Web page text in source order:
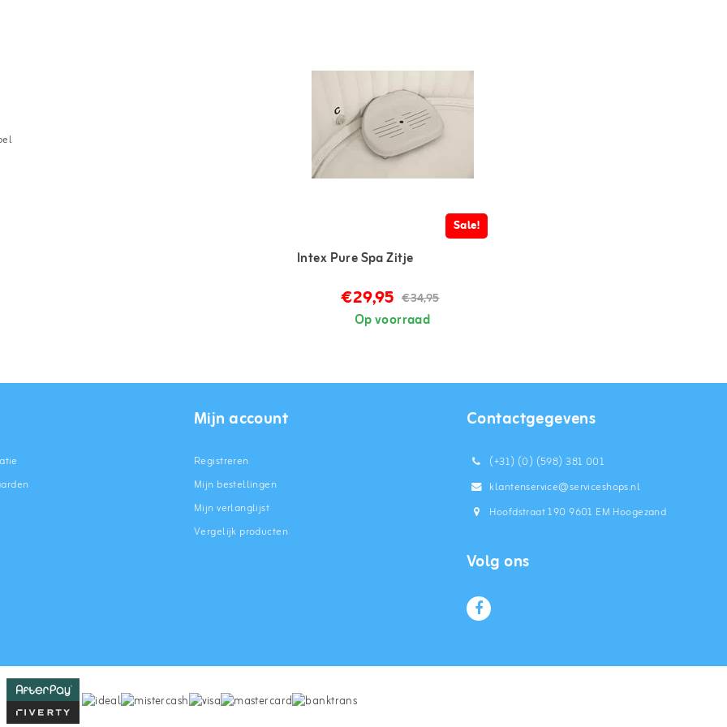
Sale!
Intex Pure Spa Zitje
€29,95 €34,95
Op voorraad
Mijn account
Registreren
Mijn bestellingen
Mijn verlanglijst
Vergelijk producten
Contactgegevens
(+31) (0) (598) 381 001
klantenservice@serviceshops.nl
Hoofdstraat 190 9601 EM Hoogezand
Volg ons